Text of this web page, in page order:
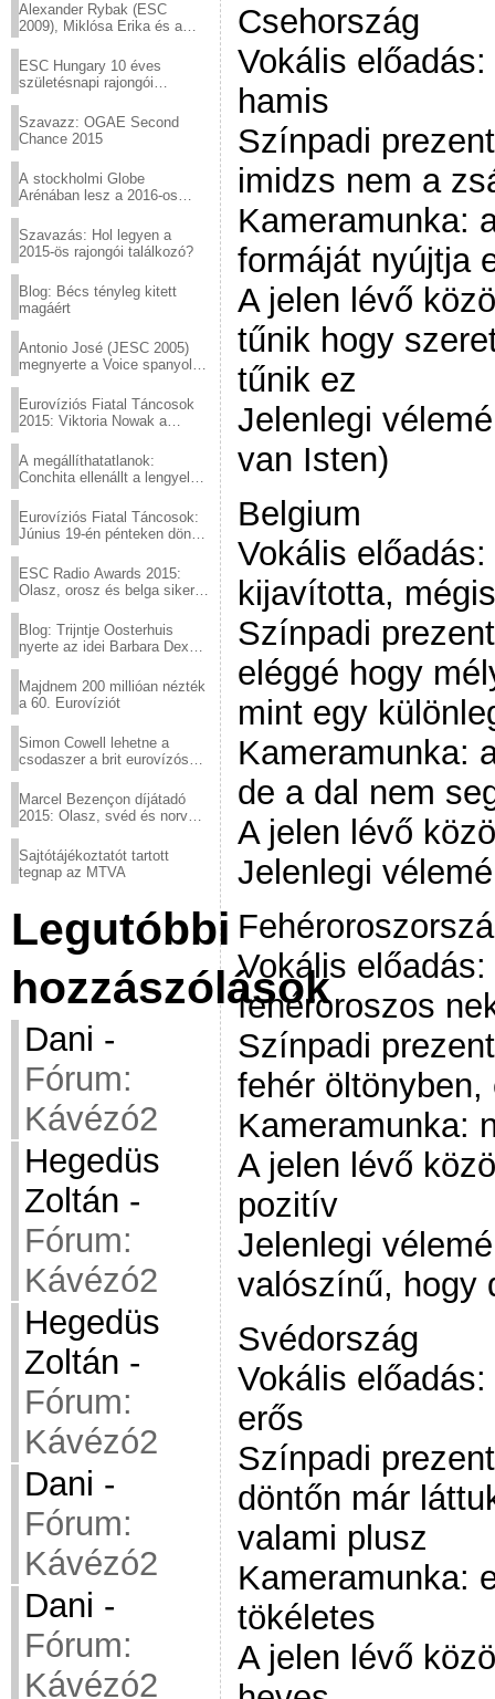
Alexander Rybak (ESC
2009), Miklósa Erika és a
sztárjai a Margitszigeten
ESC Hungary 10 éves
születésnapi rajongói
Szavazz: OGAE Second
Chance 2015
A stockholmi Globe
Arénában lesz a 2016-os
Szavazás: Hol legyen a
2015-ös rajongói találkozó?
Blog: Bécs tényleg kitett
magáért
Antonio José (JESC 2005)
megnyerte a Voice spanyol
Eurovíziós Fiatal Táncosok
2015: Viktoria Nowak a
A megállíthatatlanok:
Conchita ellenállt a lengyel
Eurovíziós Fiatal Táncosok:
Június 19-én pénteken döntő
ESC Radio Awards 2015:
Olasz, orosz és belga siker,
Blog: Trijntje Oosterhuis
nyerte az idei Barbara Dex
Majdnem 200 millióan nézték
a 60. Eurovíziót
Simon Cowell lehetne a
csodaszer a brit eurovízós
Marcel Bezençon díjátadó
2015: Olasz, svéd és norvég
Sajtótájékoztatót tartott
tegnap az MTVA
Legutóbbi
hozzászólások
Dani -
Fórum:
Kávézó2
Hegedüs
Zoltán -
Fórum:
Kávézó2
Hegedüs
Zoltán -
Fórum:
Kávézó2
Dani -
Fórum:
Kávézó2
Dani -
Fórum:
Kávézó2
Csehország
Vokális
hamis
Színpadi
imidzs nem a
Kameramunka:
formáját nyújtja
A jelen lévő
tűnik hogy
tűnik ez
Jelenlegi
van Isten)
Belgium
Vokális
kijavította,
Színpadi
eléggé hogy
mint egy
Kameramunka:
de a dal nem
A jelen lévő
Jelenlegi
Vokális
fehéroroszos
Színpadi
fehér
Kameramunka:
A jelen lévő
pozitív
Jelenlegi
valószínű, hogy
Svédország
Vokális
erős
Színpadi
döntőn már
valami plusz
Kameramunka:
tökéletes
A jelen lévő